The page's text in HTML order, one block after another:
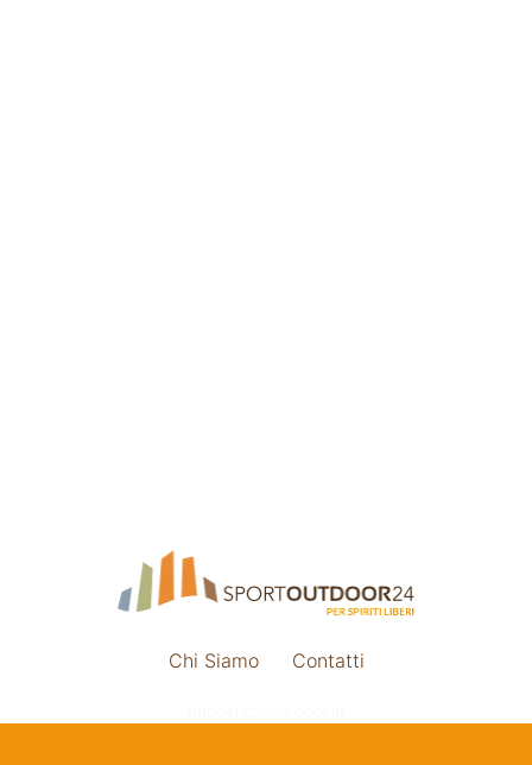
Chi Siamo Contatti